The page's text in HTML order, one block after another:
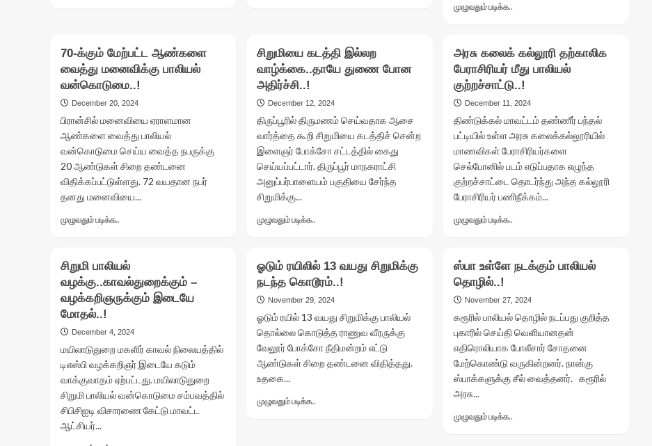
ஒரு
பெண்ணுக்கு
பாலியல்
பலாத்காரம்
செய்து
முழுவதும் படிக்க..
பள்ளி
மாணவிக்கு
பாலியல்
துன்புறுத்தல்
உறுப்பினர்..!
70-க்கும் மேற்பட்ட ஆண்களை
வைத்து மனைவிக்கு பாலியல்
வன்கொடுமை..!
December 20, 2024
பிரான்சில் மனைவியை ஏராளமான
ஆண்களை வைத்து பாலியல்
வன்கொடுமை செய்ய வைத்த நபருக்கு
20 ஆண்டுகள் சிறை தண்டனை
விதிக்கப்பட்டுள்ளது. 72 வயதான நபர்
தனது மனைவியை...
முழுவதும் படிக்க..
70-
க்கும்
மேற்பட்ட
ஆண்களை
பாலியல்
வன்கொடுமை..!
சிறுமியை கடத்தி இல்லற
வாழ்க்கை..தாயே துணை போன
அதிர்ச்சி..!
December 12, 2024
திருப்பூரில் திருமணம் செய்வதாக ஆசை
வார்த்தை கூறி சிறுமியை கடத்திச் சென்ற
இளைஞர் போக்சோ சட்டத்தில் கைது
செய்யப்பட்டார். திருப்பூர் மாநகராட்சி
அனுப்பர்பாளையம் பகுதியை சேர்ந்த
சிறுமிக்கு...
முழுவதும் படிக்க..
சிறுமியை
கடத்தி
இல்லற
வாழ்க்கை..தாயே
போன
அதிர்ச்சி..!
அரசு கலைக் கல்லூரி தற்காலிக
பேராசிரியர் மீது பாலியல்
குற்றச்சாட்டு..!
December 11, 2024
திண்டுக்கல் மாவட்டம் தண்ணீர் பந்தல்
பட்டியில் உள்ள அரசு கலைக்கல்லூரியில்
மாணவிகள் பேராசிரியர்களை
செல்போனில் படம் எடுப்பதாக எழுந்த
குற்றச்சாட்டை தொடர்ந்து அந்த கல்லூரி
பேராசிரியர் பணிநீக்கம்...
முழுவதும் படிக்க..
கலைக்
தற்காலிக
பேராசிரியர்
மீது
பாலியல்
குற்றச்சாட்டு..!
சிறுமி பாலியல்
வழக்கு..காவல்துறைக்கும் –
வழக்கறிஞருக்கும் இடையே
மோதல்..!
December 4, 2024
மயிலாடுதுறை மகளிர் காவல் நிலையத்தில்
டிஎஸ்பி வழக்கறிஞர் இடையே கடும்
வாக்குவாதம் ஏற்பட்டது. மயிலாடுதுறை
சிறுமி பாலியல் வன்கொடுமை சம்பவத்தில்
சிபிசிஐடி விசாரணை கேட்டு மாவட்ட
ஆட்சியர்...
ஓடும் ரயிலில் 13 வயது சிறுமிக்கு
நடந்த கொடூரம்..!
November 29, 2024
ஓடும் ரயில் 13 வயது சிறுமிக்கு பாலியல்
தொல்லை கொடுத்த ராணுவ வீரருக்கு
வேலூர் போக்சோ நீதிமன்றம் எட்டு
ஆண்டுகள் சிறை தண்டனை விதித்தது.
உதகை...
முழுவதும் படிக்க..
ஸ்பா உள்ளே நடக்கும் பாலியல்
தொழில்..!
November 27, 2024
கரூரில் பாலியல் தொழில் நடப்பது குறித்த
புகாரில் செய்தி வெளியானதன்
எதிரொலியாக போலீசார் சோதனை
மேற்கொண்டு வருகின்றனர். நான்கு
ஸ்பாக்களுக்கு சீல் வைத்தனர். கரூரில்
அரசு...
முழுவதும் படிக்க..